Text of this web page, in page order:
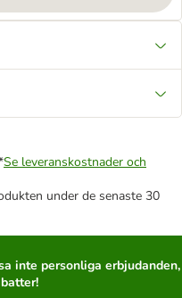
Se leveranskostnader och
under de senaste 30
inte personliga erbjudanden,